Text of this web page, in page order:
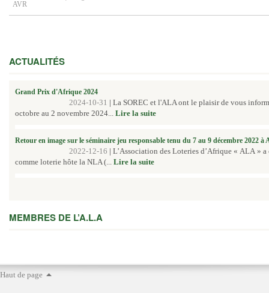
AVR
ACTUALITÉS
Grand Prix d'Afrique 2024
2024-10-31 | La SOREC et l'ALA ont le plaisir de vous
octobre au 2 novembre 2024... Lire la suite
Retour en image sur le séminaire jeu responsable tenu du 7 au 9 décembre 2022 à
2022-12-16 | L’Association des Loteries d’Afrique « ALA »
comme loterie hôte la NLA (... Lire la suite
MEMBRES DE L’A.L.A
Haut de page